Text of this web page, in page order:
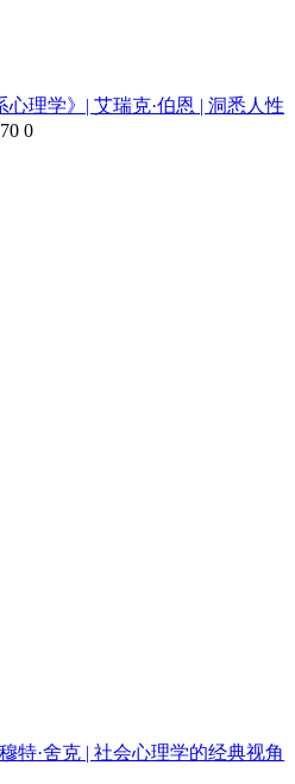
心理学》| 艾瑞克·伯恩 | 洞悉人性
0
特·舍克 | 社会心理学的经典视角